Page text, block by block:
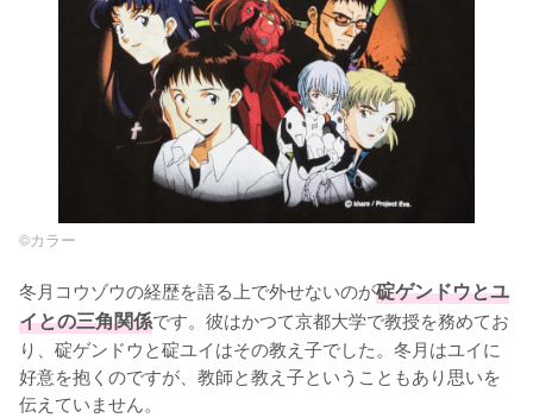
©カラー
冬月コウゾウの経歴を語る上で外せないのが碇ゲンドウとユ
イとの三角関係です。彼はかつて京都大学で教授を務めてお
り、碇ゲンドウと碇ユイはその教え子でした。冬月はユイに
好意を抱くのですが、教師と教え子ということもあり思いを
伝えていません。